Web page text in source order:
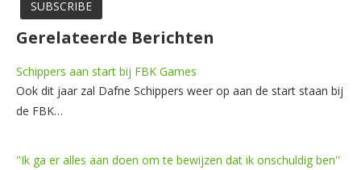
Gerelateerde Berichten
Schippers aan start bij FBK Games
Ook dit jaar zal Dafne Schippers weer op aan de start staan bij
de FBK…
''Ik ga er alles aan doen om te bewijzen dat ik onschuldig ben''